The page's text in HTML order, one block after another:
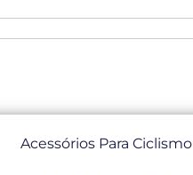
Acessórios Para Ciclismo